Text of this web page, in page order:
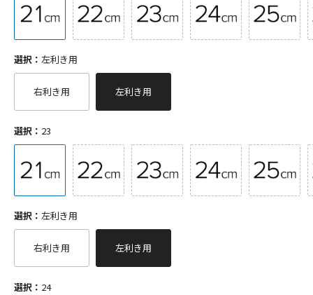
選択： 左利き用
右利き用 左利き用
選択： 23
選択： 左利き用
右利き用 左利き用
選択： 24